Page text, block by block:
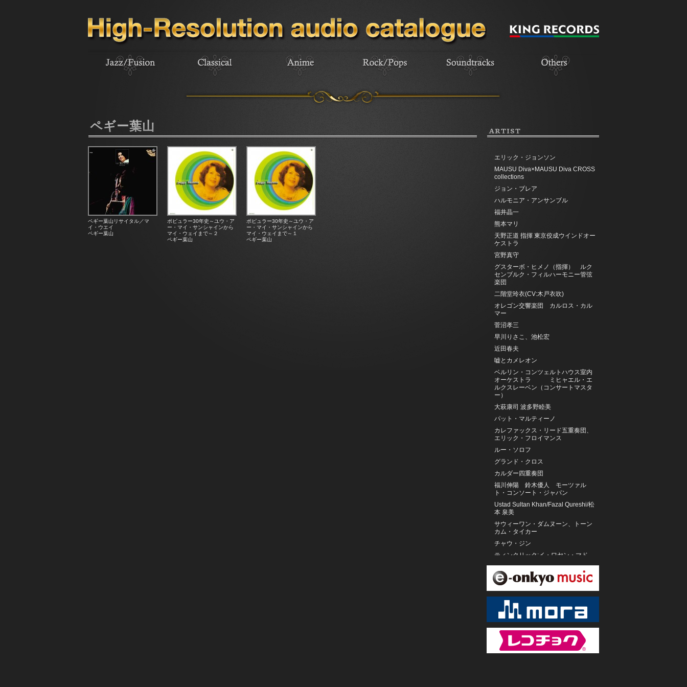
ペギー葉山
ペギー葉山リサイタル／マ
イ・ウエイ
ペギー葉山
ポピュラー30年史～ユウ・ア
ー・マイ・サンシャインから
マイ・ウェイまで～２
ペギー葉山
ポピュラー30年史～ユウ・ア
ー・マイ・サンシャインから
マイ・ウェイまで～１
ペギー葉山
ARTIST
エリック・ジョンソン
MAUSU Diva×MAUSU Diva CROSS
collections
ジョン・ブレア
ハルモニア・アンサンブル
福井晶一
熊本マリ
天野正道 指揮 東京佼成ウインドオー
ケストラ
宮野真守
グスターボ・ヒメノ（指揮） ルク
センブルク・フィルハーモニー管弦
楽団
二階堂玲衣(CV:木戸衣吹)
オレゴン交響楽団 カルロス・カル
マー
菅沼孝三
早川りさこ、池松宏
近田春夫
嘘とカメレオン
ベルリン・コンツェルトハウス室内
オーケストラ ミヒャエル・エ
ルクスレーベン（コンサートマスタ
ー）
大萩康司 波多野睦美
パット・マルティーノ
カレファックス・リード五重奏団、
エリック・フロイマンス
ルー・ソロフ
グランド・クロス
カルダー四重奏団
福川伸陽 鈴木優人 モーツァル
ト・コンソート・ジャパン
Ustad Sultan Khan/Fazal Qureshi/松
本 泉美
サウィーワン・ダムヌーン、トーン
カム・タイカー
チャウ・ジン
ティンクリック:イ・ワヤン・マド
姚 公白(古琴)
Grupo Aymara
大瀧詠一
はちみつぱい
隠岐彩夏
中川英二郎、フューチャリング・ブ
レッカー・ブラザーズ
国吉亜耶子and西川真吾Duo